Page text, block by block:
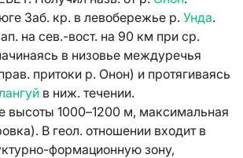
Заб. кр. в левобережье р. Унда.
на сев.-вост. на 90 км при ср.
в низовье междуречья
притоки р. Онон) и протягиваясь
в ниж. течении.
1000–1200 м, максимальная
В геол. отношении входит в
формационную зону,